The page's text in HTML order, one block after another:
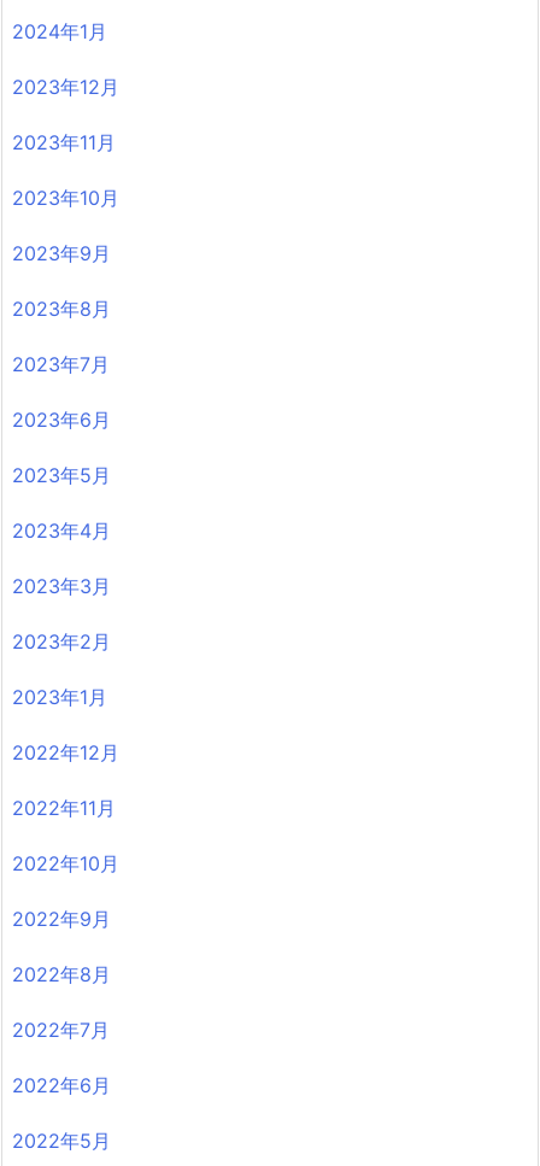
2024年1月
2023年12月
2023年11月
2023年10月
2023年9月
2023年8月
2023年7月
2023年6月
2023年5月
2023年4月
2023年3月
2023年2月
2023年1月
2022年12月
2022年11月
2022年10月
2022年9月
2022年8月
2022年7月
2022年6月
2022年5月